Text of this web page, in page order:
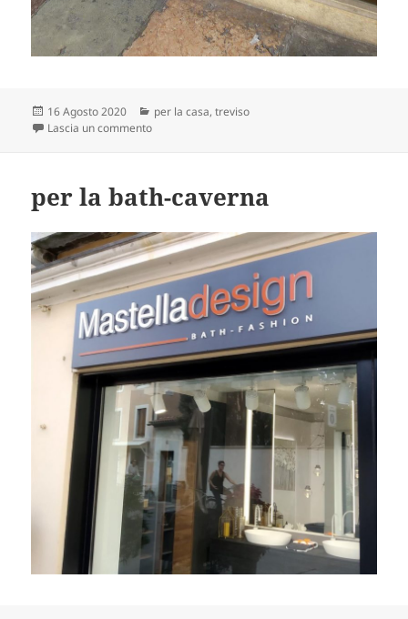
Scritto
il
16 Agosto 2020 Categorie
per la casa,treviso
Lascia un commentosu non liquida
per la bath-caverna